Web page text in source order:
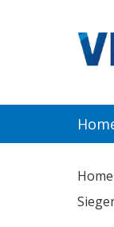
Home